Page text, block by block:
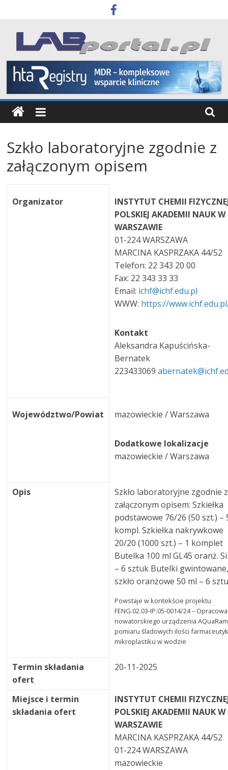
to
content
Labportal
Laboratoria
Aparatura
Badania
Szkło laboratoryjne zgodnie z
załączonym opisem
Organizator
INSTYTUT CHEMII
POLSKIEJ AKADEMII NAUK W
WARSZAWIE
01-224 WARSZAWA
MARCINA KASPRZAKA 44/52
Telefon: 22 343 20 00
Fax: 22 343 33 33
Email: ichf@ichf.edu.pl
WWW: https://
Kontakt
Aleksandra Kapuścińska-
Bernatek
223433069
Województwo/Powiat mazowieckie / Warszawa
Dodatkowe lokalizacje
mazowieckie / Warszawa
Opis
Szkło laboratoryjne zgodnie z
załączonym opisem: Szkiełka
podstawowe 76/26 (50 szt.) –
kompl. Szkiełka nakrywkowe
20/20 (1000 szt.) – 1 komplet
Butelka 100 ml GL45 oranż.
– 6 sztuk Butelki
szkło oranżowe 50 ml – 6
Powstaje w kontekście projektu
FENG.02.03-IP.05-0014/24 –
nowatorskiego urządzenia
pomiaru śladowych ilości
mikroplastiku w wodzie
Termin składania
ofert
20-11-2025
Miejsce i termin
składania ofert
INSTYTUT CHEMII
POLSKIEJ AKADEMII NAUK W
WARSZAWIE
MARCINA KASPRZAKA 44/52
01-224 WARSZAWA
mazowieckie